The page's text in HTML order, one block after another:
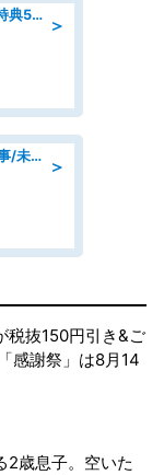
＞
2026年転職応援キャンペーン!入社特典58万円/デンソーで働こう!自動車工場で小型部品の検査業務 denso aichi
＞
社団法人での保健師・看護師のお仕事/未経験OK/要資格:普通免許、保健師、正看護師
税抜150円引き&ご
感謝祭」は8月14
2歳息子。空いた